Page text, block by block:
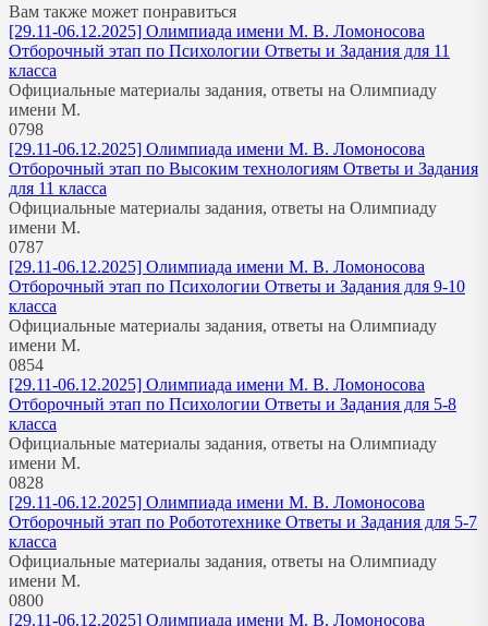
Вам также может понравиться
[29.11-06.12.2025] Олимпиада имени М. В. Ломоносова
Отборочный этап по Психологии Ответы и Задания для 11
класса
Официальные материалы задания, ответы на Олимпиаду
имени М.
0798
[29.11-06.12.2025] Олимпиада имени М. В. Ломоносова
Отборочный этап по Высоким технологиям Ответы и Задания
для 11 класса
Официальные материалы задания, ответы на Олимпиаду
имени М.
0787
[29.11-06.12.2025] Олимпиада имени М. В. Ломоносова
Отборочный этап по Психологии Ответы и Задания для 9-10
класса
Официальные материалы задания, ответы на Олимпиаду
имени М.
0854
[29.11-06.12.2025] Олимпиада имени М. В. Ломоносова
Отборочный этап по Психологии Ответы и Задания для 5-8
класса
Официальные материалы задания, ответы на Олимпиаду
имени М.
0828
[29.11-06.12.2025] Олимпиада имени М. В. Ломоносова
Отборочный этап по Робототехнике Ответы и Задания для 5-7
класса
Официальные материалы задания, ответы на Олимпиаду
имени М.
0800
[29.11-06.12.2025] Олимпиада имени М. В. Ломоносова